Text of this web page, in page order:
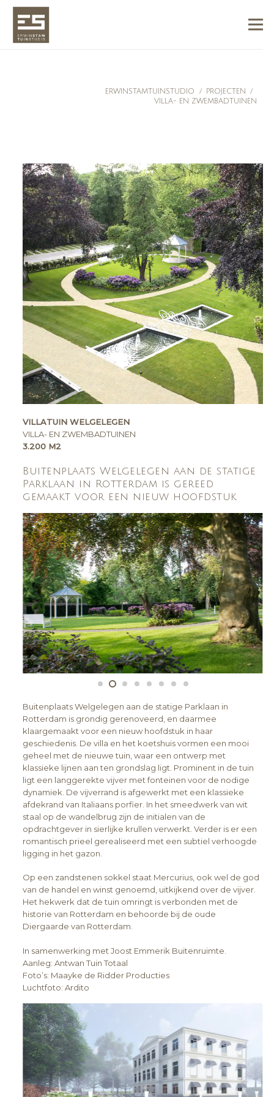
ERWINSTAMTUINSTUDIO / PROJECTEN
/
VILLA- EN ZWEMBADTUINEN
VILLATUIN WELGELEGEN
VILLA- EN ZWEMBADTUINEN
3.200 M2
Buitenplaats Welgelegen aan de statige
Parklaan in Rotterdam is gereed
gemaakt voor een nieuw hoofdstuk
Buitenplaats Welgelegen aan de statige Parklaan in
Rotterdam is grondig gerenoveerd, en daarmee
klaargemaakt voor een nieuw hoofdstuk in haar
geschiedenis. De villa en het koetshuis vormen een mooi
geheel met de nieuwe tuin, waar een ontwerp met
klassieke lijnen aan ten grondslag ligt. Prominent in de tuin
ligt een langgerekte vijver met fonteinen voor de nodige
dynamiek. De vijverrand is afgewerkt met een klassieke
afdekrand van Italiaans porfier. In het smeedwerk van wit
staal op de wandelbrug zijn de initialen van de
opdrachtgever in sierlijke krullen verwerkt.Verder is er een
romantisch prieel gerealiseerd met een subtiel verhoogde
ligging in het gazon.
Op een zandstenen sokkel staat Mercurius, ook wel de god
van de handel en winst genoemd, uitkijkend over de vijver.
Het hekwerk dat de tuin omringt is verbonden met de
historie van Rotterdam en behoorde bij de oude
Diergaarde van Rotterdam.
In samenwerking met Joost Emmerik Buitenruimte.
Aanleg: Antwan Tuin Totaal
Foto’s: Maayke de Ridder Producties
Luchtfoto: Ardito